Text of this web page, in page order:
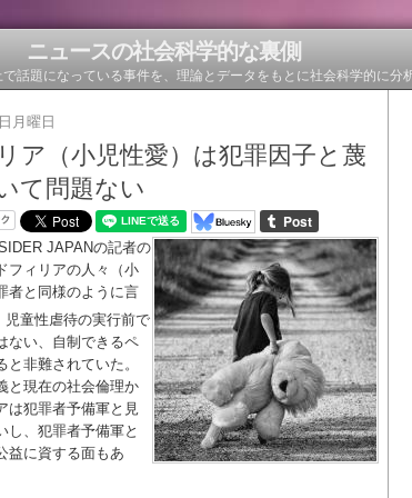
ニュースの社会科学的な裏側
話題になっている事件を、理論とデータをもとに社会科学的に分
月曜日
ア（小児性愛）は犯罪因子と蔑
て問題ない
JAPANの記者の
フィリアの人々（小
者と同様のように言
児童性虐待の実行前で
ない、自制できるペ
と非難されていた。
と現在の社会倫理か
は犯罪者予備軍と見
し、犯罪者予備軍と
益に資する面もあ